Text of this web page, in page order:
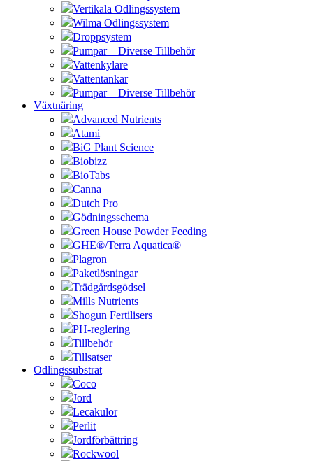
Vertikala Odlingssystem
Wilma Odlingssystem
Droppsystem
Pumpar – Diverse Tillbehör
Vattenkylare
Vattentankar
Pumpar – Diverse Tillbehör
Växtnäring
Advanced Nutrients
Atami
BiG Plant Science
Biobizz
BioTabs
Canna
Dutch Pro
Gödningsschema
Green House Powder Feeding
GHE®/Terra Aquatica®
Plagron
Paketlösningar
Trädgårdsgödsel
Mills Nutrients
Shogun Fertilisers
PH-reglering
Tillbehör
Tillsatser
Odlingssubstrat
Coco
Jord
Lecakulor
Perlit
Jordförbättring
Rockwool